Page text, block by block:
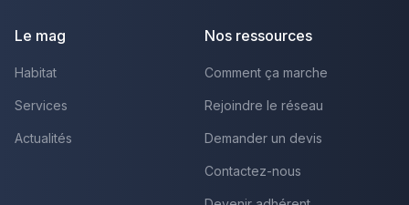
Le mag
Habitat
Services
Actualités
Nos ressources
Comment ça marche
Rejoindre le réseau
Demander un devis
Contactez-nous